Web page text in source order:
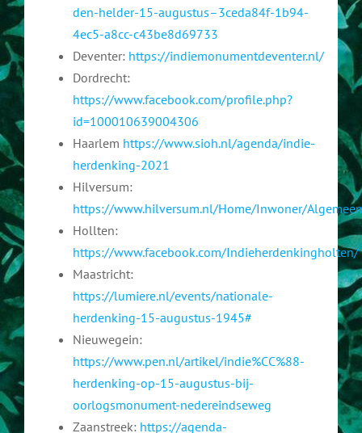
den-helder-15-augustus–3ceda84f-1b94-
4ec5-a8cc-c43be8d69733
Deventer: https://indiemonumentdeventer.nl/
Dordrecht:
https://www.facebook.com/profile.php?
id=100010639004306
Haarlem https://www.sioh.nl/agenda/indie-
herdenking-2021
Hilversum:
https://www.hilversum.nl/Home/Inwoner/
Hollten:
https://www.facebook.com/Indieherdenkingholten/
Maastricht:
https://lumiere.nl/events/nationale-
herdenking-15-augustus-1945#
Nieuwegein:
https://www.pen.nl/artikel/indie%CC%88-
herdenking-op-15-augustus-bij-
oorlogsmonument-nedereindseweg
Zaanstreek: https://agenda-